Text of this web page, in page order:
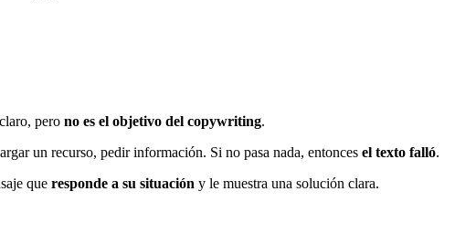
pero no es el objetivo del copywriting.
un recurso, pedir información. Si no pasa nada, entonces el texto falló.
que responde a su situación y le muestra una solución clara.